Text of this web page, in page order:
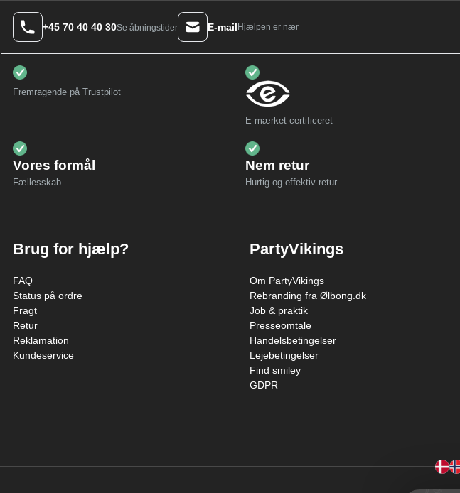
+45 70 40 40 30Se åbningstider E-mail Hjælpen er nær
Fremragende på Trustpilot
E-mærket certificeret
Vores formål
Fællesskab
Nem retur
Hurtig og effektiv retur
Brug for hjælp?
FAQ
Status på ordre
Fragt
Retur
Reklamation
Kundeservice
PartyVikings
Om PartyVikings
Rebranding fra Ølbong.dk
Job & praktik
Presseomtale
Handelsbetingelser
Lejebetingelser
Find smiley
GDPR